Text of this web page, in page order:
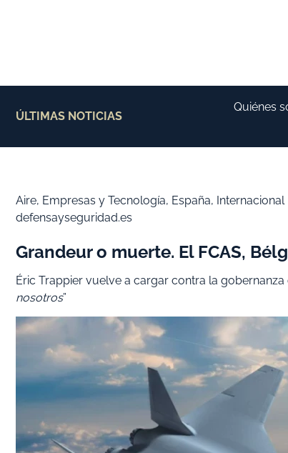
ÚLTIMAS NOTICIAS
Quiénes
Aire, Empresas y Tecnología, España, Internacional
defensayseguridad.es
Grandeur o muerte. El FCAS,
Éric Trappier vuelve a cargar contra la gobernanza
nosotros”